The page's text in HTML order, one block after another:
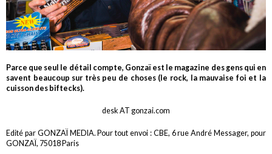
Parce que seul le détail compte, Gonzaï est le magazine des gens qui en
savent beaucoup sur très peu de choses (le rock, la mauvaise foi et la
cuisson des biftecks).
desk AT gonzai.com
Edité par GONZAÏ MEDIA. Pour tout envoi : CBE, 6 rue André Messager, pour
GONZAÏ, 75018 Paris